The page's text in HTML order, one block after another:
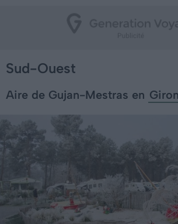
Sud-Ouest
Aire de Gujan-Mestras en